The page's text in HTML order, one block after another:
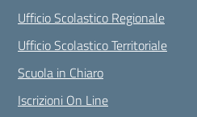
Ufficio Scolastico Regionale
Ufficio Scolastico Territoriale
Scuola in Chiaro
Iscrizioni On Line